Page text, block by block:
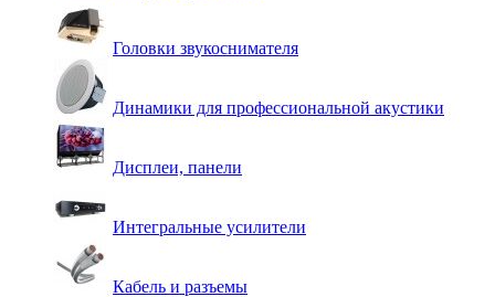
Головки звукоснимателя
Динамики для профессиональной акустики
Дисплеи, панели
Интегральные усилители
Кабель и разъемы